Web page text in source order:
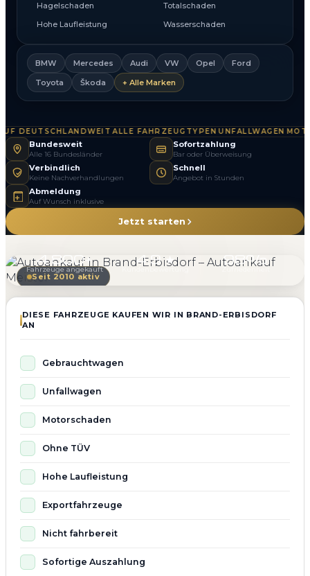
Hagelschaden
Totalschaden
Hohe Laufleistung
Wasserschaden
BMW Mercedes Audi VW Opel
Ford
Toyota
Škoda + Alle Marken
DEUTSCHLANDWEIT·ALLE FAHRZEUGTYPEN· UNFALLWAGEN·
Bundesweit
Alle 16 Bundesländer
Sofortzahlung
Bar oder Überweisung
Verbindlich
Keine Nachverhandlungen
Schnell
Angebot in Stunden
Abmeldung
Auf Wunsch inklusive
Jetzt starten
Seit 2010 aktiv
4.800+
Fahrzeuge angekauft
4.9 ★
Kundenbewertung
98%
Zufriedenheit
DIESE FAHRZEUGE KAUFEN WIR IN BRAND-ERBISDORF
AN
Gebrauchtwagen
Unfallwagen
Motorschaden
Ohne TÜV
Hohe Laufleistung
Exportfahrzeuge
Nicht fahrbereit
Sofortige Auszahlung